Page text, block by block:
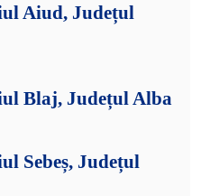
Aiud, Județul
Blaj, Județul Alba
Sebeș, Județul